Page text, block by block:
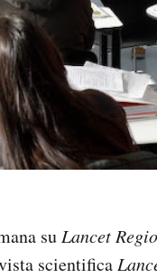
suLancet
scientifica